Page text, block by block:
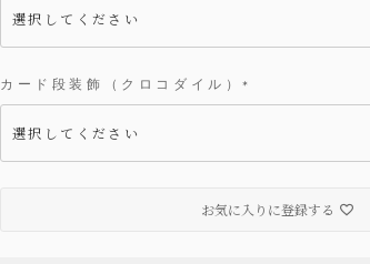
カード段装飾（クロコダイル）
(
お気に入りに登録する